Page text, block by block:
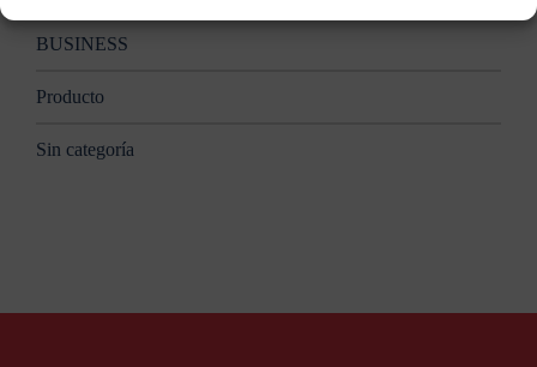
BUSINESS
Producto
Sin categoría